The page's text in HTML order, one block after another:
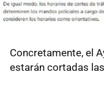
Concretamente, el
estarán cortadas